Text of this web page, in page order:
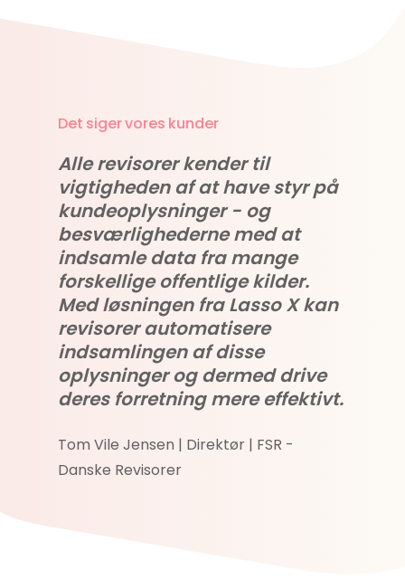
Det siger vores kunder
Alle revisorer kender til
vigtigheden af at have styr på
kundeoplysninger - og
besværlighederne med at
indsamle data fra mange
forskellige offentlige kilder.
Med løsningen fra Lasso X kan
revisorer automatisere
indsamlingen af disse
oplysninger og dermed drive
deres forretning mere effektivt.
Tom Vile Jensen | Direktør | FSR -
Danske Revisorer